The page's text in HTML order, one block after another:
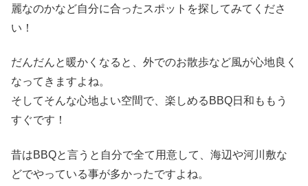
麗なのかなど自分に合ったスポットを探してみてくださ
い！
だんだんと暖かくなると、外でのお散歩など風が心地良く
なってきますよね。
そしてそんな心地よい空間で、楽しめるBBQ日和ももう
すぐです！
昔はBBQと言うと自分で全て用意して、海辺や河川敷な
どでやっている事が多かったですよね。